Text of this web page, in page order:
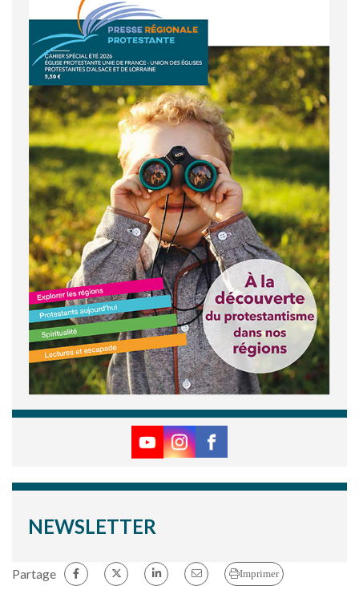
NEWSLETTER
Partage Imprimer